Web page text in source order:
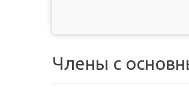
Члены с